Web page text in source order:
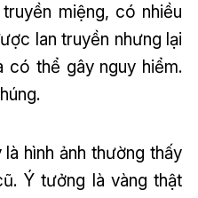
miệng, có nhiều
lan truyền nhưng lại
có thể gây nguy hiểm.
hình ảnh thường thấy
Ý tưởng là vàng thật